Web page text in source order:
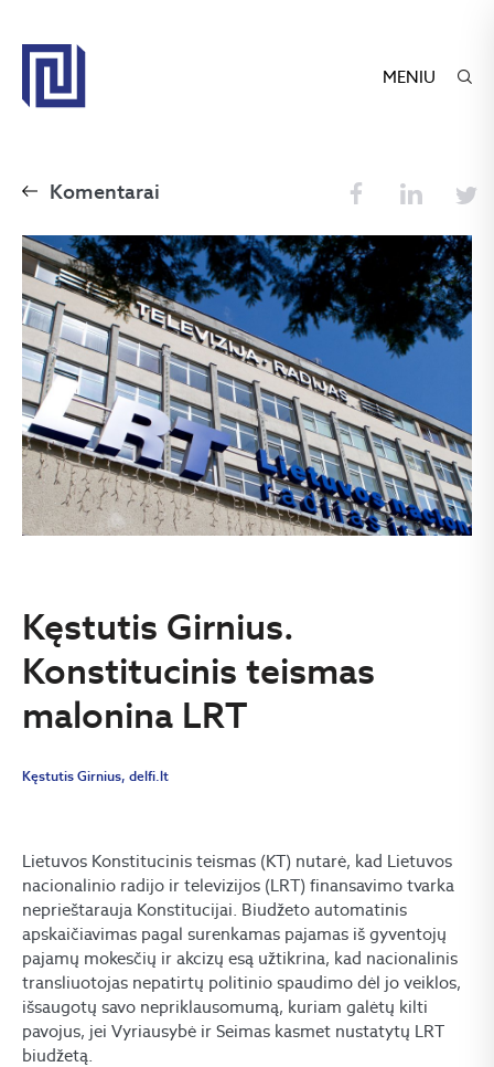
MENIU
Komentarai
Kęstutis Girnius.
Konstitucinis teismas
malonina LRT
Kęstutis Girnius, delfi.lt
Lietuvos Konstitucinis teismas (KT) nutarė, kad Lietuvos
nacionalinio radijo ir televizijos (LRT) finansavimo tvarka
neprieštarauja Konstitucijai. Biudžeto automatinis
apskaičiavimas pagal surenkamas pajamas iš gyventojų
pajamų mokesčių ir akcizų esą užtikrina, kad nacionalinis
transliuotojas nepatirtų politinio spaudimo dėl jo veiklos,
išsaugotų savo nepriklausomumą, kuriam galėtų kilti
pavojus, jei Vyriausybė ir Seimas kasmet nustatytų LRT
biudžetą.